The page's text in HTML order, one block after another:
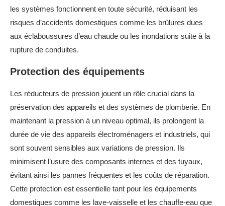
les systèmes fonctionnent en toute sécurité, réduisant les
risques d’accidents domestiques comme les brûlures dues
aux éclaboussures d’eau chaude ou les inondations suite à la
rupture de conduites.
Protection des équipements
Les réducteurs de pression jouent un rôle crucial dans la
préservation des appareils et des systèmes de plomberie. En
maintenant la pression à un niveau optimal, ils prolongent la
durée de vie des appareils électroménagers et industriels, qui
sont souvent sensibles aux variations de pression. Ils
minimisent l’usure des composants internes et des tuyaux,
évitant ainsi les pannes fréquentes et les coûts de réparation.
Cette protection est essentielle tant pour les équipements
domestiques comme les lave-vaisselle et les chauffe-eau que